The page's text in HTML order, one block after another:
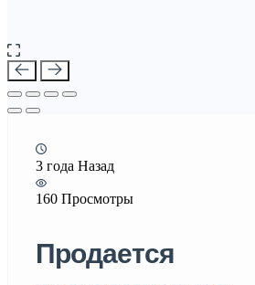
3 года Назад
160 Просмотры
Продается